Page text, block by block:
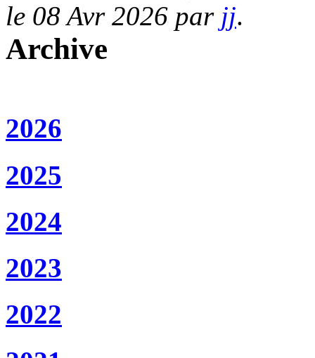
le 08 Avr 2026 par jj.
Archive
2026
2025
2024
2023
2022